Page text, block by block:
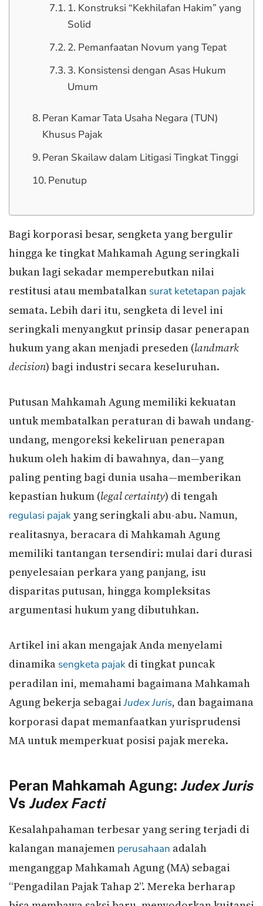
1. Konstruksi “Kekhilafan Hakim” yang
Solid
2. Pemanfaatan Novum yang Tepat
3. Konsistensi dengan Asas Hukum
Umum
Peran Kamar Tata Usaha Negara (TUN)
Khusus Pajak
Peran Skailaw dalam Litigasi Tingkat Tinggi
Penutup
Bagi korporasi besar, sengketa yang bergulir
hingga ke tingkat Mahkamah Agung seringkali
bukan lagi sekadar memperebutkan nilai
restitusi atau membatalkan surat ketetapan pajak
semata. Lebih dari itu, sengketa di level ini
seringkali menyangkut prinsip dasar penerapan
hukum yang akan menjadi preseden (landmark
decision) bagi industri secara keseluruhan.
Putusan Mahkamah Agung memiliki kekuatan
untuk membatalkan peraturan di bawah undang-
undang, mengoreksi kekeliruan penerapan
hukum oleh hakim di bawahnya, dan—yang
paling penting bagi dunia usaha—memberikan
kepastian hukum (legal certainty) di tengah
regulasi pajakyang seringkali abu-abu. Namun,
realitasnya, beracara di Mahkamah Agung
memiliki tantangan tersendiri: mulai dari durasi
penyelesaian perkara yang panjang, isu
disparitas putusan, hingga kompleksitas
argumentasi hukum yang dibutuhkan.
Artikel ini akan mengajak Anda menyelami
dinamika sengketa pajak di tingkat puncak
peradilan ini, memahami bagaimana Mahkamah
Agung bekerja sebagaiJudex Juris, dan bagaimana
korporasi dapat memanfaatkan yurisprudensi
MA untuk memperkuat posisi pajak mereka.
Peran Mahkamah Agung: Judex Juris
Vs Judex Facti
Kesalahpahaman terbesar yang sering terjadi di
kalangan manajemen perusahaan adalah
menganggap Mahkamah Agung (MA) sebagai
“Pengadilan Pajak Tahap 2”. Mereka berharap